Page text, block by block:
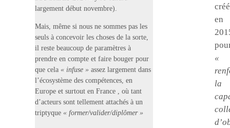
créé
en
«
la
largement début novembre).
Mais, même si nous ne sommes pas les
seuls à concevoir les choses de la sorte,
il reste beaucoup de paramètres à
prendre en compte et faire bouger pour
que cela « infuse » assez largement dans
l’écosystème des compétences, en
Europe et surtout en France , où tant
d’acteurs sont tellement attachés à un
triptyque « former/valider/diplômer »